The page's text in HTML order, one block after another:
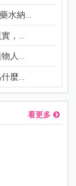
水納...
，...
人...
麼...
看更多